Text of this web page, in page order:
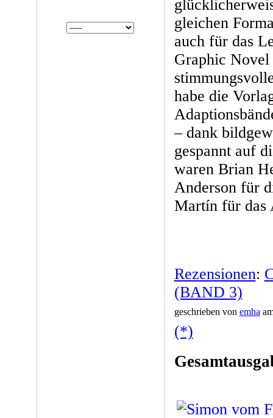
gleichen
auch für das
Graphic Novel
habe die
– dank
gespannt auf
waren Brian
Anderson für
Martín für das
Rezensionen:
(BAND 3)
geschrieben von emha
(*)